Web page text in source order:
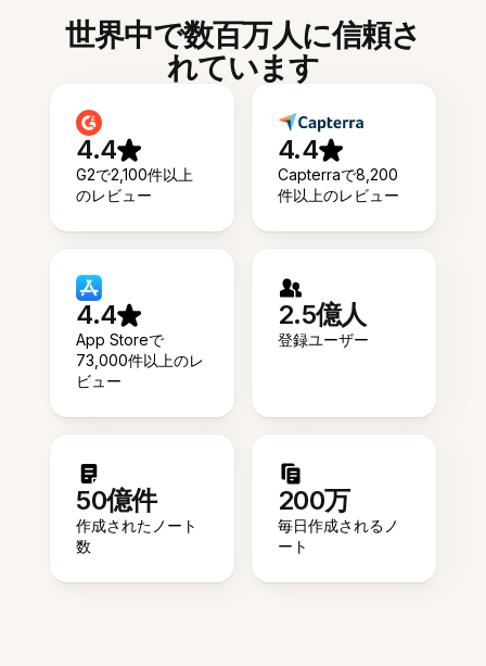
世界中で数百万人に信頼さ
れています
4.4
G2で2,100件以上
のレビュー
4.4
Capterraで8,200
件以上のレビュー
4.4
App Storeで
73,000件以上のレ
ビュー
2.5億人
登録ユーザー
50億件
作成されたノート
数
200万
毎日作成されるノ
ート